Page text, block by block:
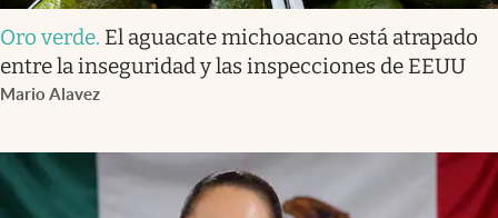
Oro verde. El aguacate michoacano está atrapado
entre la inseguridad y las inspecciones de EEUU
Mario Alavez